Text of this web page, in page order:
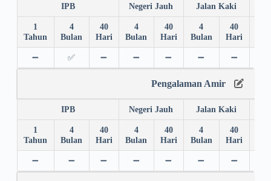
IPB Negeri Jauh Jalan Kaki
1
Tahun
4
Bulan
40
Hari
4
Bulan
40
Hari
4
Bulan
40
Hari
➖ ✅ ➖ ➖ ➖ ➖ ➖
Pengalaman Amir
IPB Negeri Jauh Jalan Kaki
1
Tahun
4
Bulan
40
Hari
4
Bulan
40
Hari
4
Bulan
40
Hari
➖ ➖ ➖ ➖ ➖ ➖ ➖